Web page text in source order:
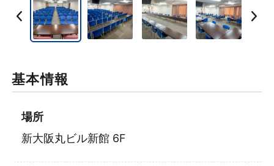
基本情報
場所
新大阪丸ビル新館 6F